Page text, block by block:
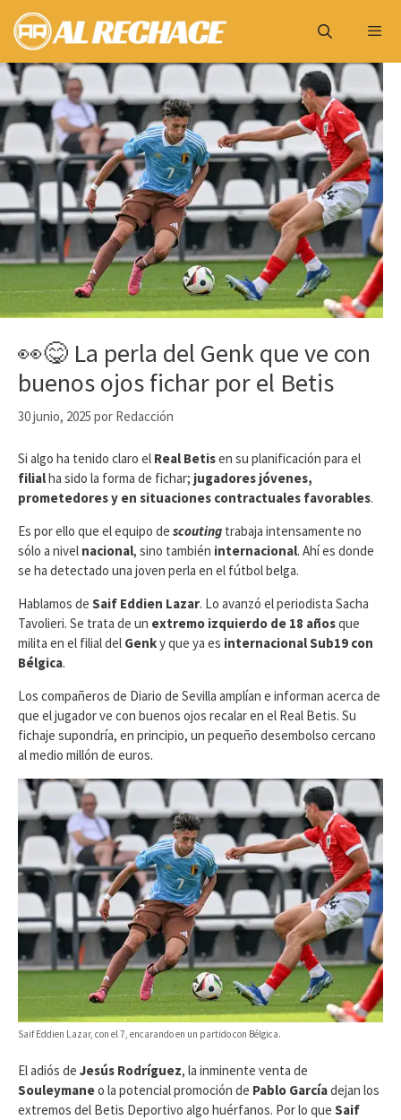
Saltar
contenido
Menú
👀😋 La perla del Genk que ve con
buenos ojos fichar por el Betis
30 junio, 2025 por Redacción
Si algo ha tenido claro el Real Betisen su planificación para el
filialha sido la forma de fichar; jugadores jóvenes,
prometedores y en situaciones contractuales favorables.
Es por ello que el equipo de scouting trabaja intensamente no
sólo a nivel nacional, sino también internacional. Ahí es donde
se ha detectado una joven perla en el fútbol belga.
Hablamos de Saif Eddien Lazar. Lo avanzó el periodista Sacha
Tavolieri. Se trata de un extremo izquierdo de 18 añosque
milita en el filial del Genky que ya es internacional Sub19 con
Bélgica.
Los compañeros de Diario de Sevilla amplían e informan acerca de
que el jugador ve con buenos ojos recalar en el Real Betis. Su
fichaje supondría, en principio, un pequeño desembolso cercano
al medio millón de euros.
Saif Eddien Lazar, con el 7, encarando en un partido con Bélgica.
El adiós de Jesús Rodríguez, la inminente venta de
Souleymaneo la potencial promoción de Pablo Garcíadejan los
extremos del Betis Deportivo algo huérfanos. Por lo que Saif